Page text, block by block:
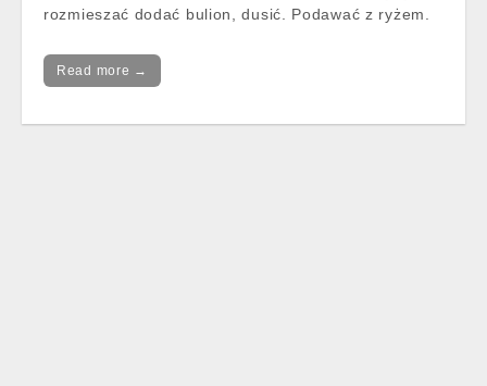
rozmieszać dodać bulion, dusić. Podawać z ryżem.
Read more →